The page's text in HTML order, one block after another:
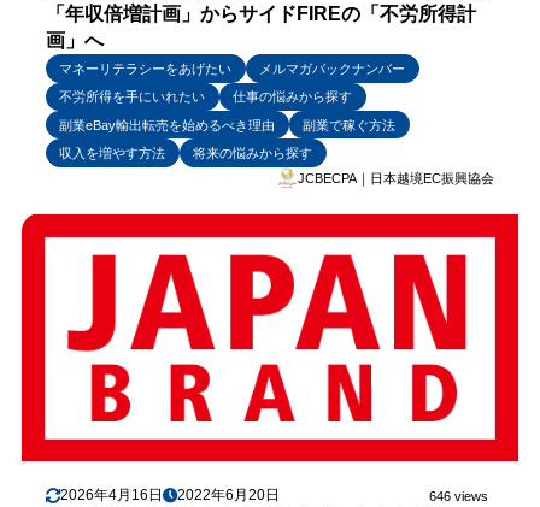
「年収倍増計画」からサイドFIREの「不労所得計
画」へ
マネーリテラシーをあげたい
メルマガバックナンバー
不労所得を手にいれたい
仕事の悩みから探す
副業eBay輸出転売を始めるべき理由
副業で稼ぐ方法
収入を増やす方法
将来の悩みから探す
JCBECPA｜日本越境EC振興協会
2026年4月16日 2022年6月20日 646 views